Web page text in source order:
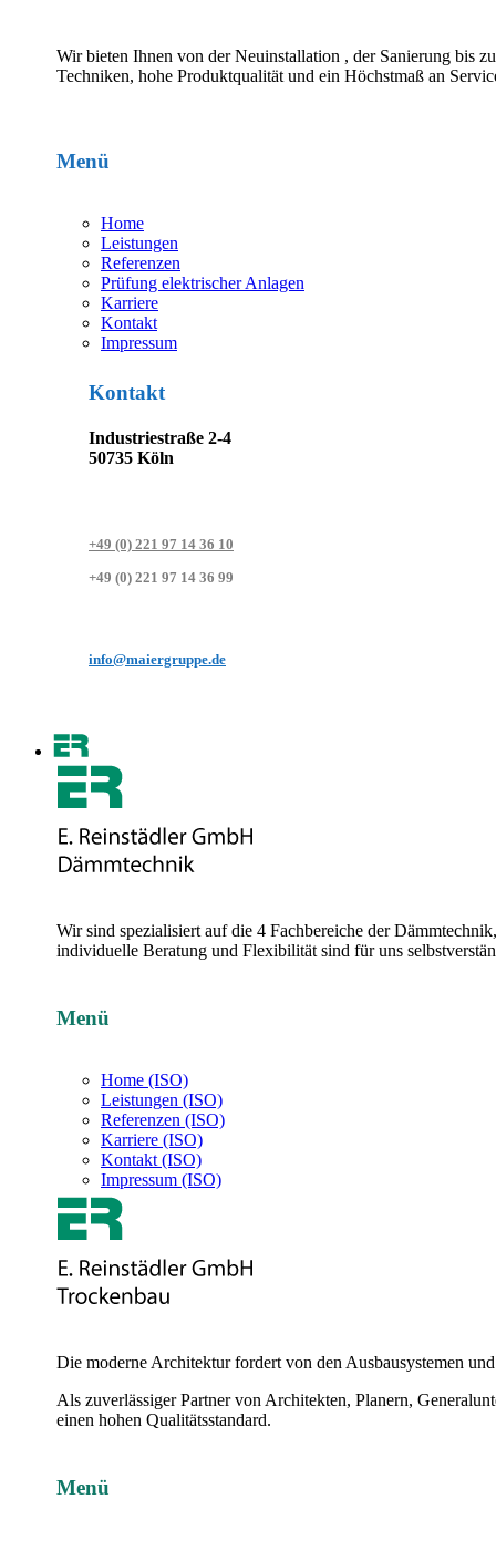
Wir bieten Ihnen von der Neuinstallation , der Sanierung bis
Techniken, hohe Produktqualität und ein Höchstmaß an
Menü
Home
Leistungen
Referenzen
Prüfung elektrischer Anlagen
Karriere
Kontakt
Impressum
Kontakt
Industriestraße 2-4
50735 Köln
+49 (0) 221 97 14 36 10
+49 (0) 221 97 14 36 99
info@maiergruppe.de
Wir sind spezialisiert auf die 4 Fachbereiche der
individuelle Beratung und Flexibilität sind für uns
Menü
Home (ISO)
Leistungen (ISO)
Referenzen (ISO)
Karriere (ISO)
Kontakt (ISO)
Impressum (ISO)
Die moderne Architektur fordert von den Ausbausystemen
Als zuverlässiger Partner von Architekten, Planern,
einen hohen Qualitätsstandard.
Menü